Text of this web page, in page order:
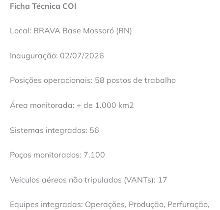
Ficha Técnica COI
Local: BRAVA Base Mossoró (RN)
Inauguração: 02/07/2026
Posições operacionais: 58 postos de trabalho
Área monitorada: + de 1.000 km2
Sistemas integrados: 56
Poços monitorados: 7.100
Veículos aéreos não tripulados (VANTs): 17
Equipes integradas: Operações, Produção, Perfuração,